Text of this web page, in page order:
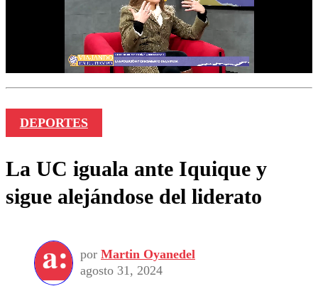
DEPORTES
La UC iguala ante Iquique y
sigue alejándose del liderato
por Martin Oyanedel
agosto 31, 2024